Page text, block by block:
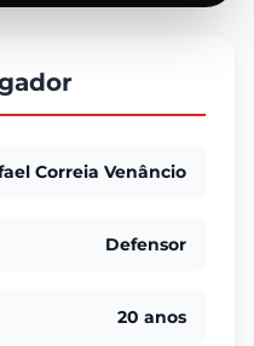
Correia Venâncio
Defensor
20 anos